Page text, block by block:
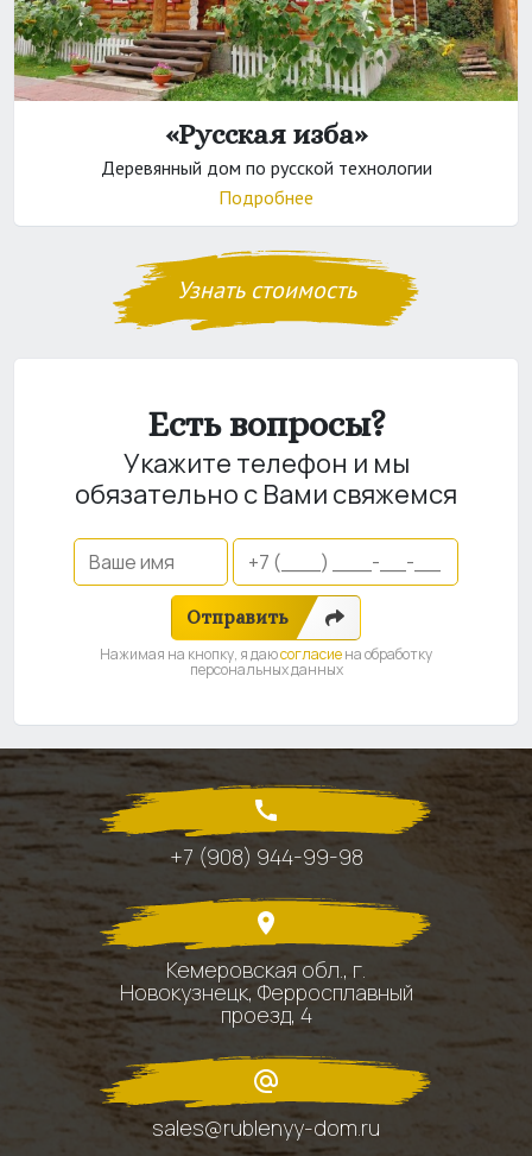
«Русская изба»
Деревянный дом по русской технологии
Подробнее
Узнать стоимость
Есть вопросы?
Укажите телефон и мы
обязательно с Вами свяжемся
Отправить
Нажимая на кнопку, я даюсогласиена обработку
персональных данных
+7 (908) 944-99-98
Кемеровская обл., г.
Новокузнецк, Ферросплавный
проезд, 4
sales@rublenyy-dom.ru